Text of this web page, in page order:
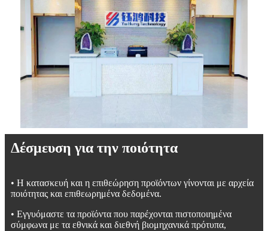
Δέσμευση για την ποιότητα
• Η κατασκευή και η επιθεώρηση προϊόντων γίνονται με αρχεία
ποιότητας και επιθεωρημένα δεδομένα.
• Εγγυόμαστε τα προϊόντα που παρέχονται πιστοποιημένα
σύμφωνα με τα εθνικά και διεθνή βιομηχανικά πρότυπα,